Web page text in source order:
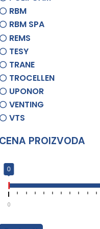
RBM
RBM SPA
REMS
TESY
TRANE
TROCELLEN
UPONOR
VENTING
VTS
CENA PROIZVODA
0
0